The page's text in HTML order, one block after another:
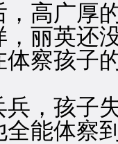
广厚的
英还没
体察孩子
孩子失
能体察